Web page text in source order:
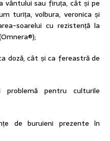
vântului sau firuța, cât și pe
turița, volbura, veronica și
soarelui cu rezistență la
doză, cât și ca fereastră de
problemă pentru culturile
de buruieni prezente în